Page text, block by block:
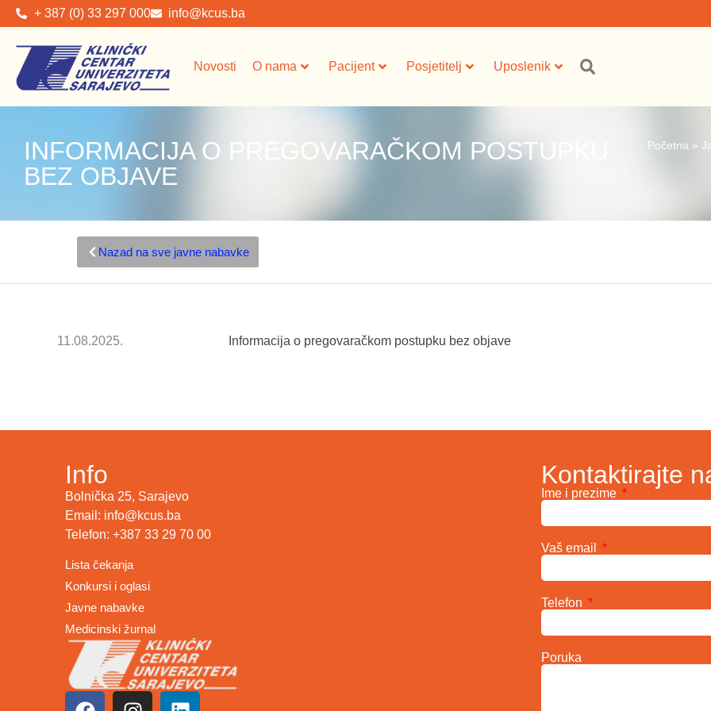
+ 387 (0) 33 297 000 info@kcus.ba
Novosti O nama Pacijent Posjetitelj Uposlenik
INFORMACIJA O PREGOVARAČKOM POSTUPKU
BEZ OBJAVE
Početna»
Nazad na sve javne nabavke
11.08.2025. Informacija o pregovaračkom postupku bez objave
Info
Bolnička 25, Sarajevo
Email: info@kcus.ba
Telefon: +387 33 29 70 00
Lista čekanja
Konkursi i oglasi
Javne nabavke
Medicinski žurnal
Kontaktirajte
Ime i prezime
Vaš email
Telefon
Poruka